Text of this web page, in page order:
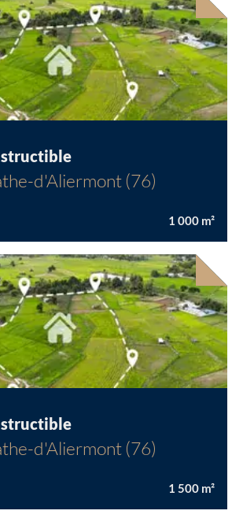
Chargement...
d'Aliermont (76)
1 000 m²
d'Aliermont (76)
1 500 m²